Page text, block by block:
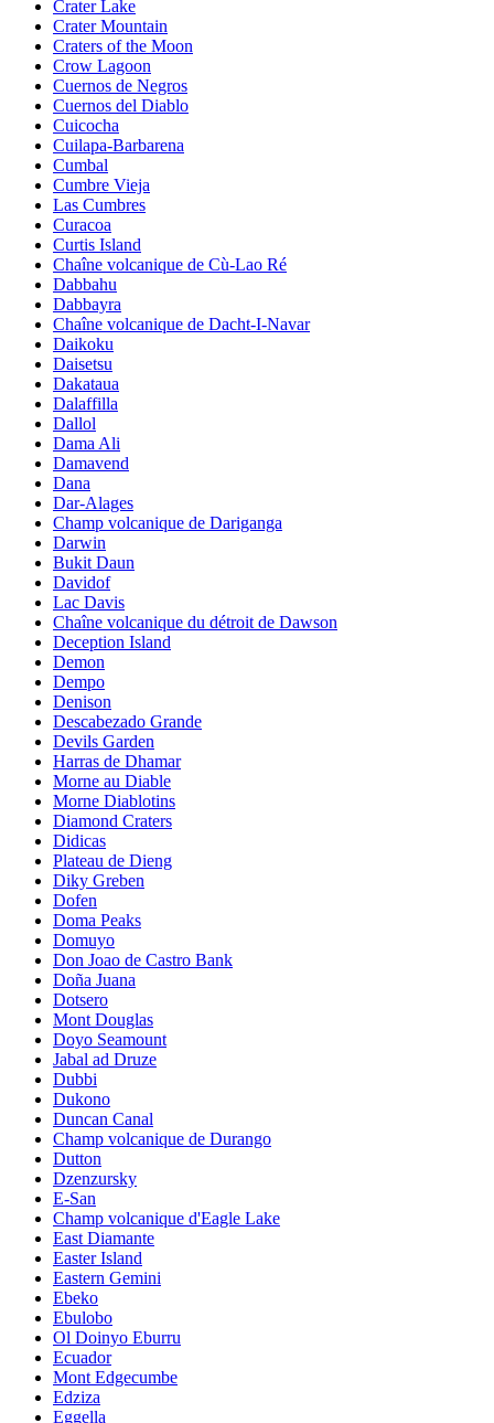
Crater Lake
Crater Mountain
Craters of the Moon
Crow Lagoon
Cuernos de Negros
Cuernos del Diablo
Cuicocha
Cuilapa-Barbarena
Cumbal
Cumbre Vieja
Las Cumbres
Curacoa
Curtis Island
Chaîne volcanique de Cù-Lao Ré
Dabbahu
Dabbayra
Chaîne volcanique de Dacht-I-Navar
Daikoku
Daisetsu
Dakataua
Dalaffilla
Dallol
Dama Ali
Damavend
Dana
Dar-Alages
Champ volcanique de Dariganga
Darwin
Bukit Daun
Davidof
Lac Davis
Chaîne volcanique du détroit de Dawson
Deception Island
Demon
Dempo
Denison
Descabezado Grande
Devils Garden
Harras de Dhamar
Morne au Diable
Morne Diablotins
Diamond Craters
Didicas
Plateau de Dieng
Diky Greben
Dofen
Doma Peaks
Domuyo
Don Joao de Castro Bank
Doña Juana
Dotsero
Mont Douglas
Doyo Seamount
Jabal ad Druze
Dubbi
Dukono
Duncan Canal
Champ volcanique de Durango
Dutton
Dzenzursky
E-San
Champ volcanique d'Eagle Lake
East Diamante
Easter Island
Eastern Gemini
Ebeko
Ebulobo
Ol Doinyo Eburru
Ecuador
Mont Edgecumbe
Edziza
Eggella